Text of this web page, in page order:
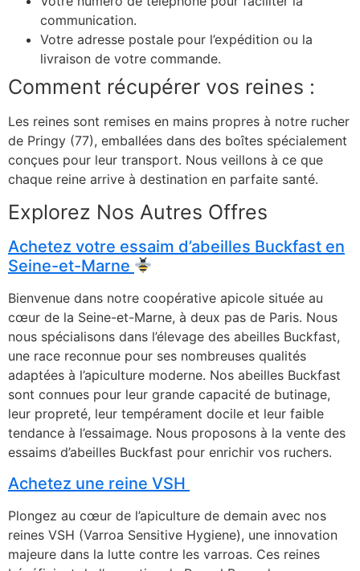
communication.
Votre adresse postale pour l’expédition ou la
livraison de votre commande.
Comment récupérer vos reines :
Les reines sont remises en mains propres à notre rucher
de Pringy (77), emballées dans des boîtes spécialement
conçues pour leur transport. Nous veillons à ce que
chaque reine arrive à destination en parfaite santé.
Explorez Nos Autres Offres
Achetez votre essaim d’abeilles Buckfast en
Seine-et-Marne
Bienvenue dans notre coopérative apicole située au
cœur de la Seine-et-Marne, à deux pas de Paris. Nous
nous spécialisons dans l’élevage des abeilles Buckfast,
une race reconnue pour ses nombreuses qualités
adaptées à l’apiculture moderne. Nos abeilles Buckfast
sont connues pour leur grande capacité de butinage,
leur propreté, leur tempérament docile et leur faible
tendance à l’essaimage. Nous proposons à la vente des
essaims d’abeilles Buckfast pour enrichir vos ruchers.
Achetez une reine VSH
Plongez au cœur de l’apiculture de demain avec nos
reines VSH (Varroa Sensitive Hygiene), une innovation
majeure dans la lutte contre les varroas. Ces reines